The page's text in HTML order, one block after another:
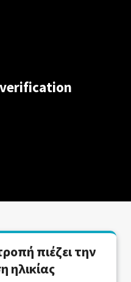
πιέζει την
ηλικίας